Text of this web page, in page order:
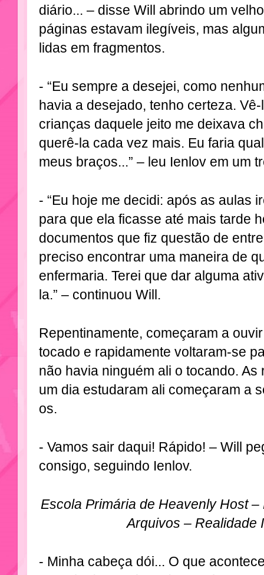
diário... – disse Will abrindo um
páginas estavam ilegíveis, mas
lidas em fragmentos.
- “Eu sempre a desejei, como
havia a desejado, tenho certeza.
crianças daquele jeito me deixava
querê-la cada vez mais. Eu faria
meus braços...” – leu Ienlov em um
- “Eu hoje me decidi: após as aulas
para que ela ficasse até mais tarde
documentos que fiz questão de
preciso encontrar uma maneira de
enfermaria. Terei que dar alguma
la.” – continuou Will.
Repentinamente, começaram a
tocado e rapidamente voltaram-se
não havia ninguém ali o tocando.
um dia estudaram ali começaram a
os.
- Vamos sair daqui! Rápido! – Will
consigo, seguindo Ienlov.
Escola Primária de Heavenly Host
Arquivos – Realidade
- Minha cabeça dói... O que